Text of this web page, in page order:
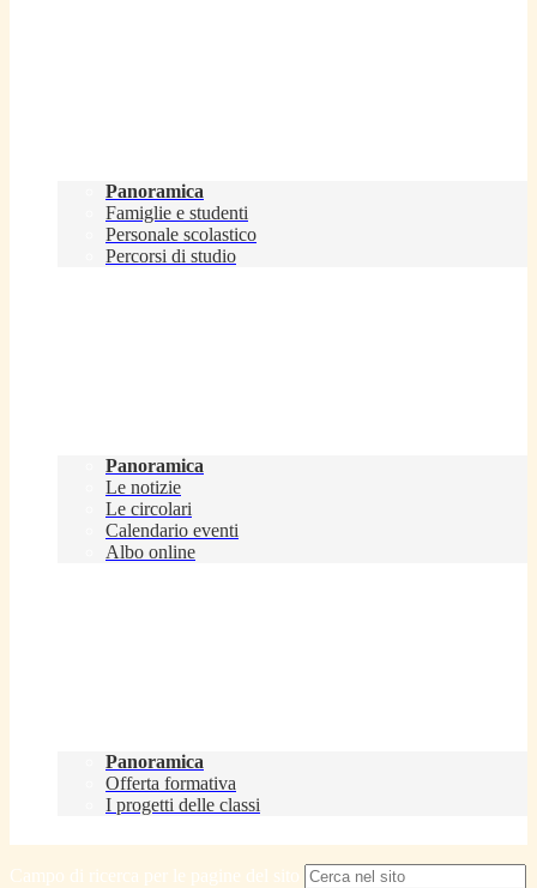
Panoramica
Famiglie e studenti
Personale scolastico
Percorsi di studio
Panoramica
Le notizie
Le circolari
Calendario eventi
Albo online
Panoramica
Offerta formativa
I progetti delle classi
Campo di ricerca per le pagine del sito